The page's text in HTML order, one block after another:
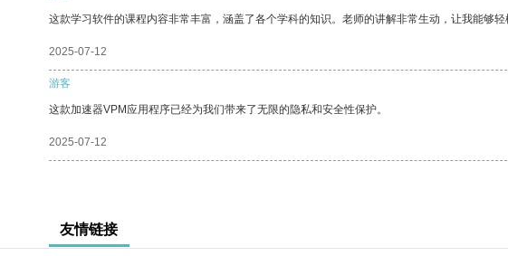
这款学习软件的课程内容非常丰富，涵盖了各个学科的知识。老师的讲解非常生动，让我能够轻
2025-07-12
游客
这款加速器VPM应用程序已经为我们带来了无限的隐私和安全性保护。
2025-07-12
友情链接